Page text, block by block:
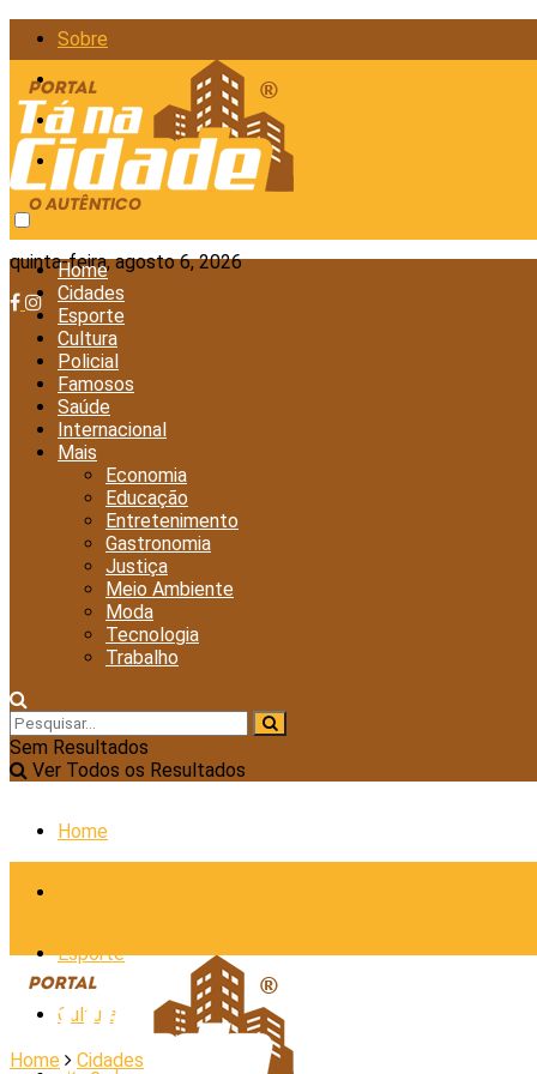
Sobre
Anunciar
Política de Privacidade
Contato
quinta-feira, agosto 6, 2026
Home
Cidades
Esporte
Cultura
Policial
Famosos
Saúde
Internacional
Mais
Economia
Educação
Entretenimento
Gastronomia
Justiça
Meio Ambiente
Moda
Tecnologia
Trabalho
Sem Resultados
Ver Todos os Resultados
Home
Esporte
Cultura
Home Cidades